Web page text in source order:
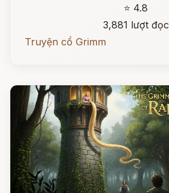
⭐ 4.8
3,881 lượt đọc
Truyện cổ Grimm